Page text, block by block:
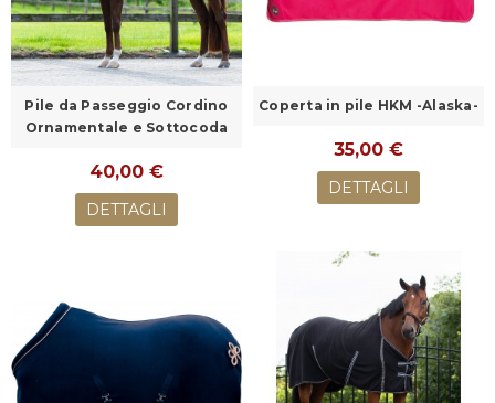
Pile da Passeggio Cordino
Ornamentale e Sottocoda
40,00 €
DETTAGLI
Coperta in pile HKM -Alaska-
35,00 €
DETTAGLI